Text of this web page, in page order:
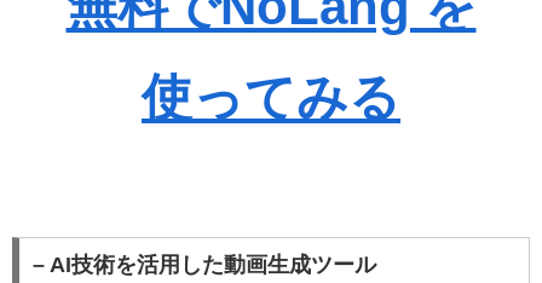
使ってみる
– AI技術を活用した動画生成ツール